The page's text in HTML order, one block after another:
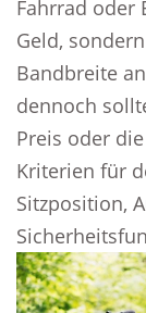
Fahrrad oder
Geld,
Bandbreite
dennoch
Preis oder
Kriterien für
Sitzposition,